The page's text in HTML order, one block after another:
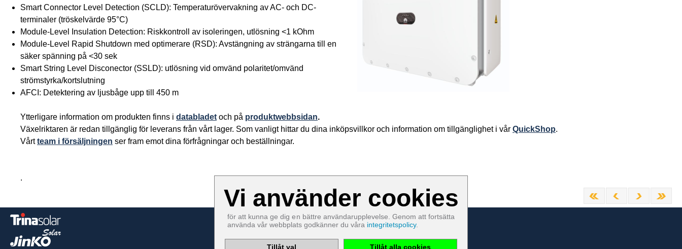
Smart Connector Level Detection (SCLD): Temperaturövervakning av AC- och DC-
terminaler (tröskelvärde 95°C)
Module-Level Insulation Detection: Riskkontroll av isoleringen, utlösning <1 kOhm
Module-Level Rapid Shutdown med optimerare (RSD): Avstängning av strängarna till en
säker spänning på <30 sek
Smart String Level Disconector (SSLD): utlösning vid omvänd polaritet/omvänd
strömstyrka/kortslutning
AFCI: Detektering av ljusbåge upp till 450 m
Ytterligare information om produkten finns i databladet och på produktwebbsidan.
Växelriktaren är redan tillgänglig för leverans från vårt lager. Som vanligt hittar du dina inköpsvillkor och information om tillgänglighet i vår QuickShop.
Vårtteam i försäljningen ser fram emot dina förfrågningar och beställningar.
.
Cookies som är nödvändiga för att webbplatsen ska fungera:
Namn
PHP
Session
Cookie
Värd
EWS GmbH
& Co. KG
Vi använder cookies
för att kunna ge dig en bättre användarupplevelse. Genom att fortsätta
använda vår webbplats godkänner du våra integritetspolicy.
Tillåt val Tillåt alla cookies